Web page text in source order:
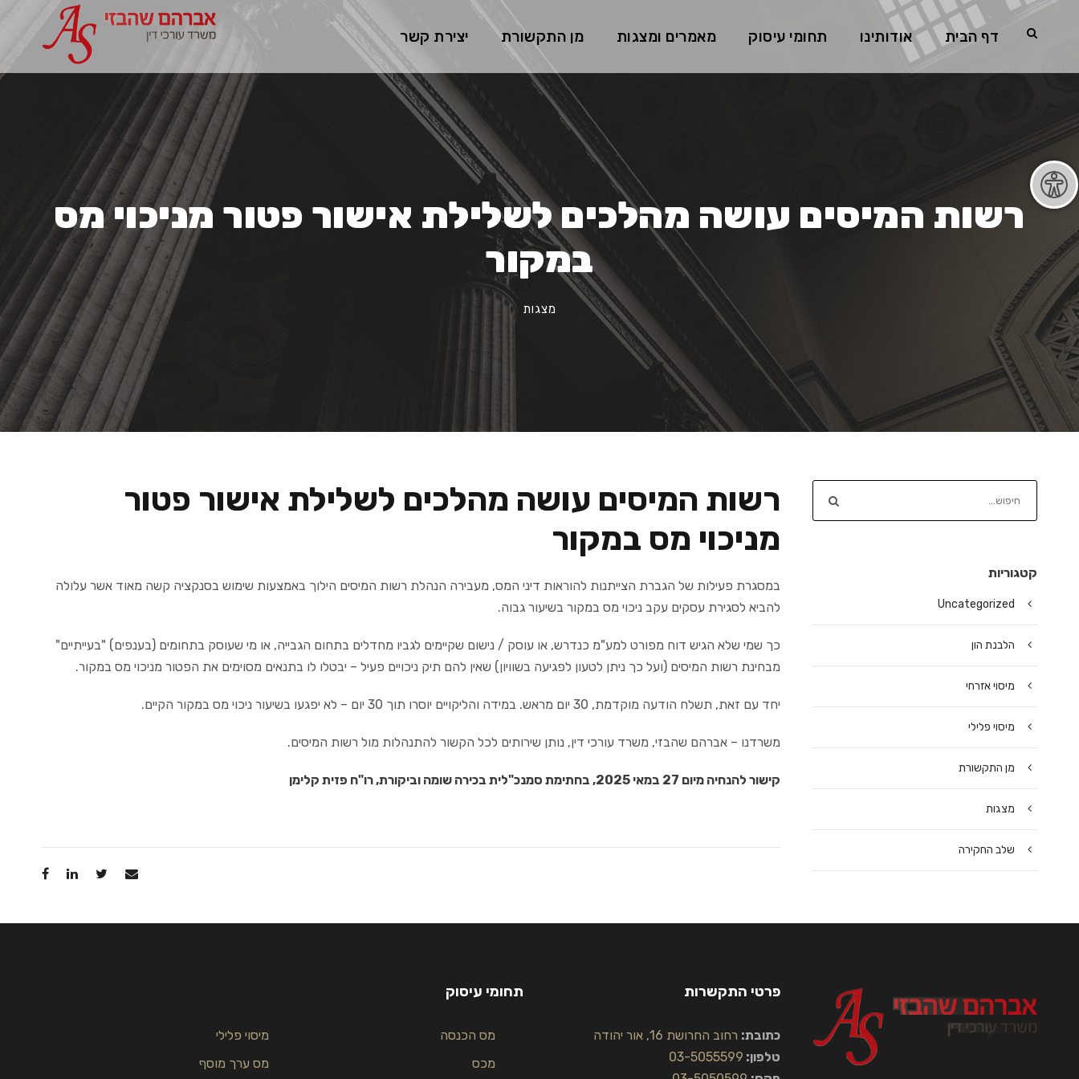
דף הבית אודותינו תחומי עיסוק מאמרים ומצגות מן התקשורת יצירת קשר
רשות המיסים עושה מהלכים לשלילת אישור פטור מניכוי מס
במקור
מצגות
רשות המיסים עושה מהלכים לשלילת אישור פטור
מניכוי מס במקור
במסגרת פעילות של הגברת הצייתנות להוראות דיני המס, מעבירה הנהלת רשות המיסים הילוך באמצעות שימוש בסנקציה קשה מאוד אשר עלולה
להביא לסגירת עסקים עקב ניכוי מס במקור בשיעור גבוה.
כך שמי שלא הגיש דוח מפורט למע"מ כנדרש, או עוסק / נישום שקיימים לגביו מחדלים בתחום הגבייה, או מי שעוסק בתחומים (בענפים) "בעייתיים"
מבחינת רשות המיסים (ועל כך ניתן לטעון לפגיעה בשוויון) שאין להם תיק ניכויים פעיל – יבטלו לו בתנאים מסוימים את הפטור מניכוי מס במקור.
יחד עם זאת, תשלח הודעה מוקדמת, 30 יום מראש. במידה והליקויים יוסרו תוך 30 יום – לא יפגעו בשיעור ניכוי מס במקור הקיים.
משרדנו – אברהם שהבזי, משרד עורכי דין, נותן שירותים לכל הקשור להתנהלות מול רשות המיסים.
קישור להנחיה מיום 27 במאי 2025, בחתימת סמנכ"לית בכירה שומה וביקורת, רו"ח פזית קלימן
קטגוריות
Uncategorized
הלבנת הון
מיסוי אזרחי
מיסוי פלילי
מן התקשורת
מצגות
שלב החקירה
פרטי התקשרות
כתובת: רחוב החרושת 16, אור יהודה
טלפון: 03-5055599
תחומי עיסוק
מיסוי פלילי
מס הכנסה
מס ערך מוסף
מכס